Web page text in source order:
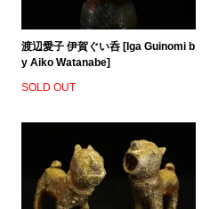
渡辺愛子 伊賀ぐい呑 [Iga Guinomi b
y Aiko Watanabe]
SOLD OUT